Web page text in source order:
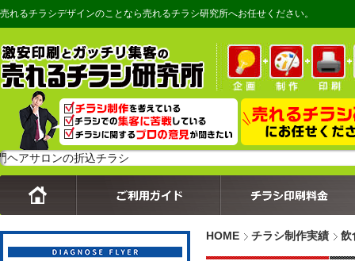
売れるチラシデザインのことなら売れるチラシ研究所へお任せください。
ンの折込チラシ
HOME チラシ制作実績 飲